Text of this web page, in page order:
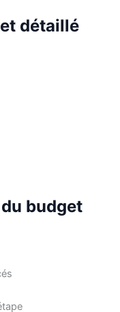
détaillé
budget